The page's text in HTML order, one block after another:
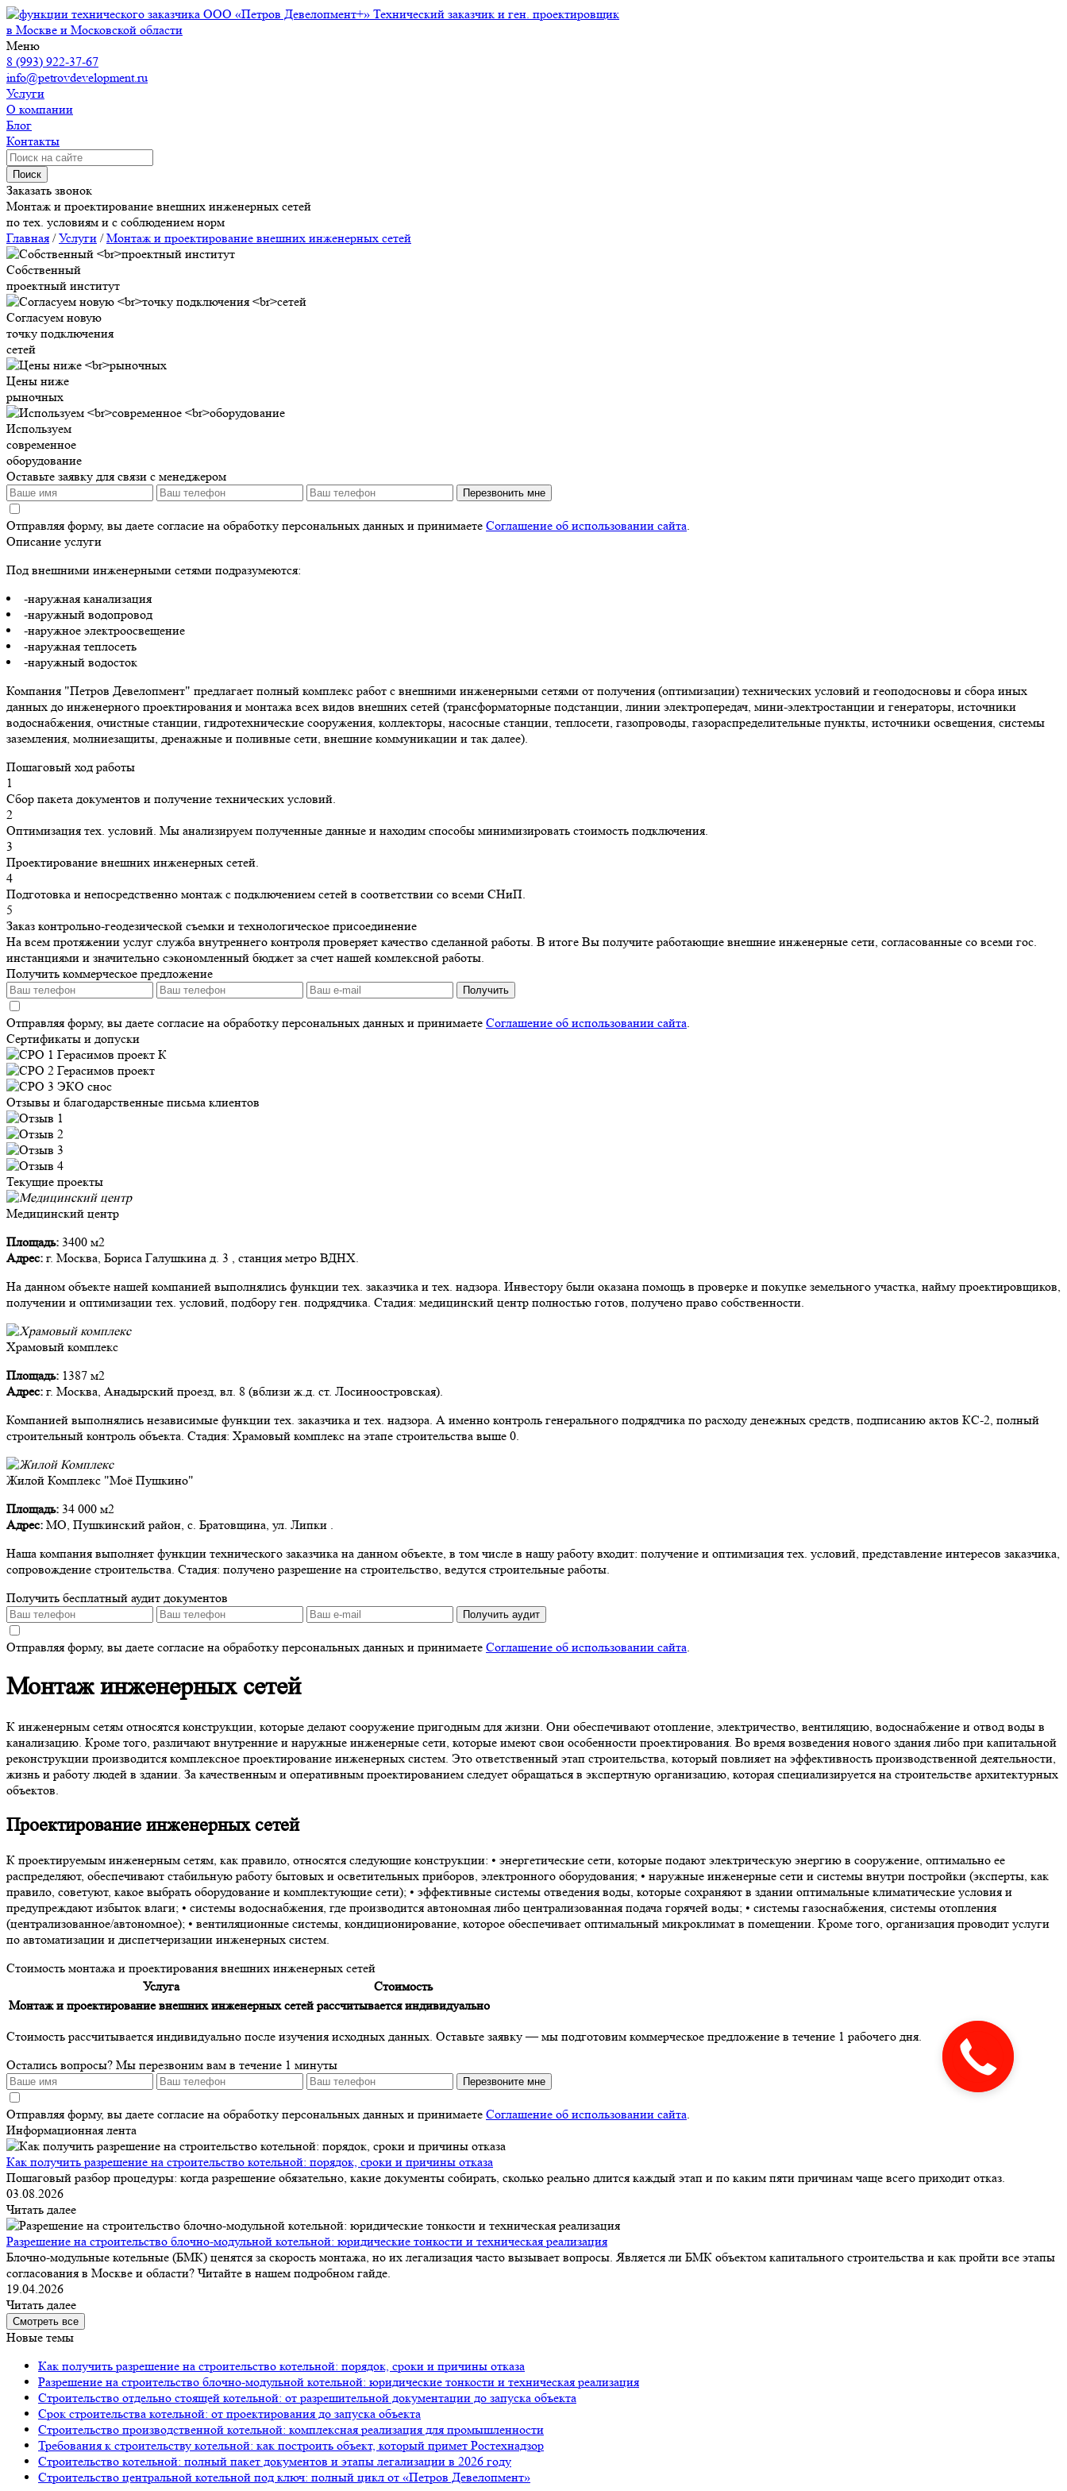
ООО «Петров Девелопмент+» Технический заказчик и ген. проектировщик
в Москве и Московской области
Меню
8 (993) 922-37-67
info@petrovdevelopment.ru
Услуги
О компании
Блог
Контакты
Поиск
Заказать звонок
Монтаж и проектирование внешних инженерных сетей
по тех. условиям и с соблюдением норм
Главная /Услуги /Монтаж и проектирование внешних инженерных сетей
Собственный
проектный институт
Согласуем новую
точку подключения
сетей
Цены ниже
рыночных
Используем
современное
оборудование
Оставьте заявку для связи с менеджером
Перезвонить мне
Отправляя форму, вы даете согласие на обработку персональных данных и принимаете Соглашение об использовании сайта.
Описание услуги
Под внешними инженерными сетями подразумеются:
-наружная канализация
-наружный водопровод
-наружное электроосвещение
-наружная теплосеть
-наружный водосток
Компания "Петров Девелопмент" предлагает полный комплекс работ с внешними инженерными сетями от получения (оптимизации) технических условий и геоподосновы и сбора иных
данных до инженерного проектирования и монтажа всех видов внешних сетей (трансформаторные подстанции, линии электропередач, мини-электростанции и генераторы, источники
водоснабжения, очистные станции, гидротехнические сооружения, коллекторы, насосные станции, теплосети, газопроводы, газораспределительные пункты, источники освещения, системы
заземления, молниезащиты, дренажные и поливные сети, внешние коммуникации и так далее).
Пошаговый ход работы
1
Сбор пакета документов и получение технических условий.
2
Оптимизация тех. условий. Мы анализируем полученные данные и находим способы минимизировать стоимость подключения.
3
Проектирование внешних инженерных сетей.
4
Подготовка и непосредственно монтаж с подключением сетей в соответствии со всеми СНиП.
5
Заказ контрольно-геодезической съемки и технологическое присоединение
На всем протяжении услуг служба внутреннего контроля проверяет качество сделанной работы. В итоге Вы получите работающие внешние инженерные сети, согласованные со всеми гос.
инстанциями и значительно сэкономленный бюджет за счет нашей комлексной работы.
Получить коммерческое предложение
Получить
Отправляя форму, вы даете согласие на обработку персональных данных и принимаете Соглашение об использовании сайта.
Сертификаты и допуски
Отзывы и благодарственные письма клиентов
Текущие проекты
Медицинский центр
Площадь: 3400 м2
Адрес: г. Москва, Бориса Галушкина д. 3 , станция метро ВДНХ.
На данном объекте нашей компанией выполнялись функции тех. заказчика и тех. надзора. Инвестору были оказана помощь в проверке и покупке земельного участка, найму проектировщиков,
получении и оптимизации тех. условий, подбору ген. подрядчика. Стадия: медицинский центр полностью готов, получено право собственности.
Храмовый комплекс
Площадь: 1387 м2
Адрес: г. Москва, Анадырский проезд, вл. 8 (вблизи ж.д. ст. Лосиноостровская).
Компанией выполнялись независимые функции тех. заказчика и тех. надзора. А именно контроль генерального подрядчика по расходу денежных средств, подписанию актов КС-2, полный
строительный контроль объекта. Стадия: Храмовый комплекс на этапе строительства выше 0.
Жилой Комплекс "Моё Пушкино"
Площадь: 34 000 м2
Адрес: МО, Пушкинский район, с. Братовщина, ул. Липки .
Наша компания выполняет функции технического заказчика на данном объекте, в том числе в нашу работу входит: получение и оптимизация тех. условий, представление интересов заказчика,
сопровождение строительства. Стадия: получено разрешение на строительство, ведутся строительные работы.
Получить бесплатный аудит документов
Получить аудит
Отправляя форму, вы даете согласие на обработку персональных данных и принимаете Соглашение об использовании сайта.
Монтаж инженерных сетей
К инженерным сетям относятся конструкции, которые делают сооружение пригодным для жизни. Они обеспечивают отопление, электричество, вентиляцию, водоснабжение и отвод воды в
канализацию. Кроме того, различают внутренние и наружные инженерные сети, которые имеют свои особенности проектирования. Во время возведения нового здания либо при капитальной
реконструкции производится комплексное проектирование инженерных систем. Это ответственный этап строительства, который повлияет на эффективность производственной деятельности,
жизнь и работу людей в здании. За качественным и оперативным проектированием следует обращаться в экспертную организацию, которая специализируется на строительстве архитектурных
объектов.
Проектирование инженерных сетей
К проектируемым инженерным сетям, как правило, относятся следующие конструкции: • энергетические сети, которые подают электрическую энергию в сооружение, оптимально ее
распределяют, обеспечивают стабильную работу бытовых и осветительных приборов, электронного оборудования; • наружные инженерные сети и системы внутри постройки (эксперты, как
правило, советуют, какое выбрать оборудование и комплектующие сети); • эффективные системы отведения воды, которые сохраняют в здании оптимальные климатические условия и
предупреждают избыток влаги; • системы водоснабжения, где производится автономная либо централизованная подача горячей воды; • системы газоснабжения, системы отопления
(централизованное/автономное); • вентиляционные системы, кондиционирование, которое обеспечивает оптимальный микроклимат в помещении. Кроме того, организация проводит услуги
по автоматизации и диспетчеризации инженерных систем.
Стоимость монтажа и проектирования внешних инженерных сетей
Услуга
Стоимость
Монтаж и проектирование внешних инженерных сетей рассчитывается индивидуально
Стоимость рассчитывается индивидуально после изучения исходных данных. Оставьте заявку — мы подготовим коммерческое предложение в течение 1 рабочего дня.
Остались вопросы? Мы перезвоним вам в течение 1 минуты
Перезвоните мне
Отправляя форму, вы даете согласие на обработку персональных данных и принимаете Соглашение об использовании сайта
Информационная лента
Как получить разрешение на строительство котельной: порядок, сроки и причины отказа
Пошаговый разбор процедуры: когда разрешение обязательно, какие документы собирать, сколько реально длится каждый этап и по каким пяти причинам чаще всего приходит отказ.
03.08.2026
Читать далее
Разрешение на строительство блочно-модульной котельной: юридические тонкости и техническая реализация
Блочно-модульные котельные (БМК) ценятся за скорость монтажа, но их легализация часто вызывает вопросы. Является ли БМК объектом капитального строительства и как пройти все этапы
согласования в Москве и области? Читайте в нашем подробном гайде.
19.04.2026
Читать далее
Смотреть все
Новые темы
Как получить разрешение на строительство котельной: порядок, сроки и причины отказа
Разрешение на строительство блочно-модульной котельной: юридические тонкости и техническая реализация
Строительство отдельно стоящей котельной: от разрешительной документации до запуска объекта
Срок строительства котельной: от проектирования до запуска объекта
Строительство производственной котельной: комплексная реализация для промышленности
Требования к строительству котельной: как построить объект, который примет Ростехнадзор
Строительство котельной: полный пакет документов и этапы легализации в 2026 году
Строительство центральной котельной под ключ: полный цикл от «Петров Девелопмент»
Закажите
звонок